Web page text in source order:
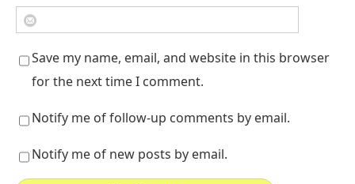
Save my name, email, and website in this browser
for the next time I comment.
Notify me of follow-up comments by email.
Notify me of new posts by email.